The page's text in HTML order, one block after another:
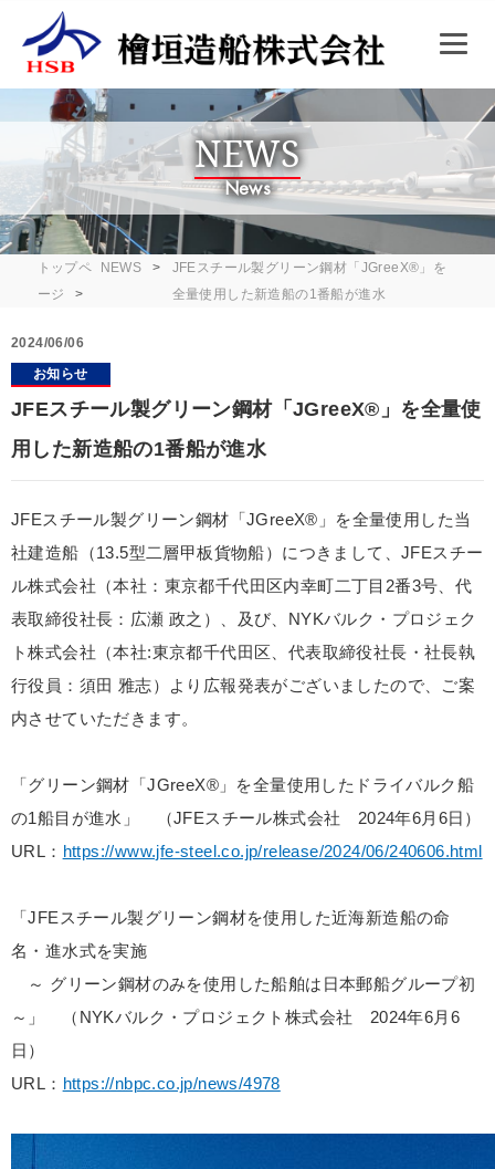
NEWS
News
トップペ
ージ
NEWS
JFEスチール製グリーン鋼材「JGreeX®」を
全量使用した新造船の1番船が進水
2024/06/06
お知らせ
JFEスチール製グリーン鋼材「JGreeX®」を全量使
用した新造船の1番船が進水
JFEスチール製グリーン鋼材「JGreeX®」を全量使用した当
社建造船（13.5型二層甲板貨物船）につきまして、JFEスチー
ル株式会社（本社：東京都千代田区内幸町二丁目2番3号、代
表取締役社長：広瀬 政之）、及び、NYKバルク・プロジェク
ト株式会社（本社:東京都千代田区、代表取締役社長・社長執
行役員：須田 雅志）より広報発表がございましたので、ご案
内させていただきます。
「グリーン鋼材「JGreeX®」を全量使用したドライバルク船
の1船目が進水」 （JFEスチール株式会社 2024年6月6日）
URL： https://www.jfe-steel.co.jp/release/2024/06/240606.html
「JFEスチール製グリーン鋼材を使用した近海新造船の命
名・進水式を実施
～ グリーン鋼材のみを使用した船舶は日本郵船グループ初
～」 （NYKバルク・プロジェクト株式会社 2024年6月6
日）
URL： https://nbpc.co.jp/news/4978